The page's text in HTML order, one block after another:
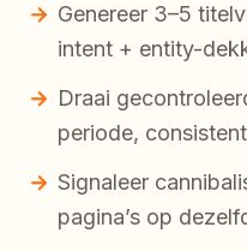
Genereer 3–5
intent + entity-
Draai
periode,
Signaleer
pagina’s op